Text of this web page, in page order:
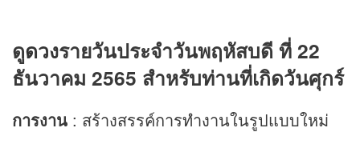
ดูดวงรายวันประจำวันพฤหัสบดี ที่ 22
ธันวาคม 2565 สำหรับท่านที่เกิดวันศุกร์
การงาน : สร้างสรรค์การทำงานในรูปแบบใหม่